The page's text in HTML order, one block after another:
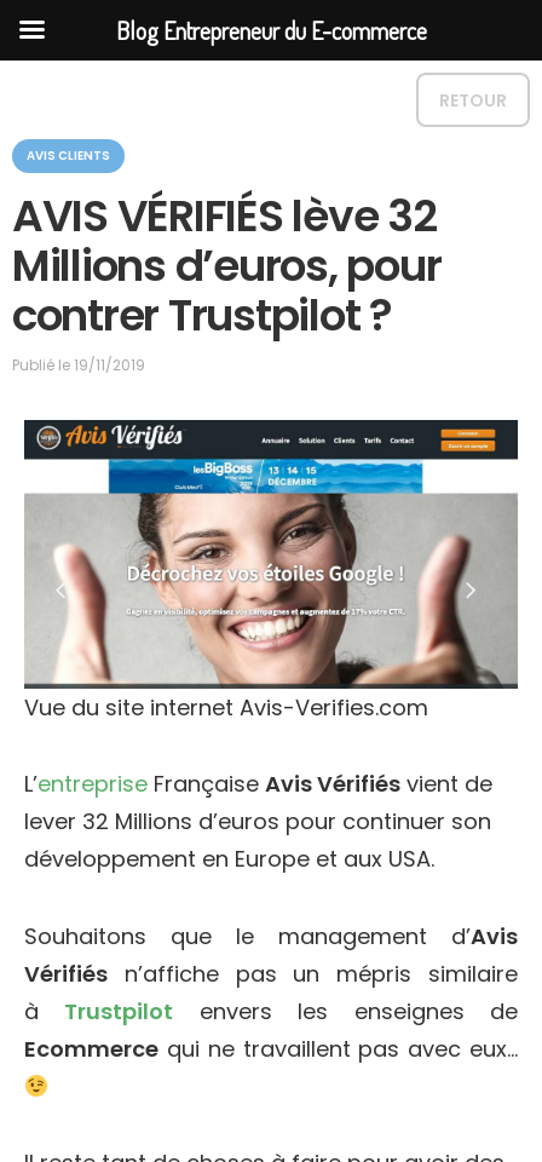
RETOUR
C
a
é
g
AVIS CLIENTS
AVIS VÉRIFIÉS lève 32
Millions d’euros, pour
contrer Trustpilot ?
Publié le19/11/2019
Vue du site internet Avis-Verifies.com
L’entreprise Française Avis Vérifiés vient de
lever 32 Millions d’euros pour continuer son
développement en Europe et aux USA.
Souhaitons que le management d’Avis
Vérifiés n’affiche pas un mépris similaire
à Trustpilot envers les enseignes de
Ecommerce qui ne travaillent pas avec eux…
Blog Entrepreneur du E-commerce